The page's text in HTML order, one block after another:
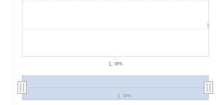
1. जन॰
1. जन॰
1